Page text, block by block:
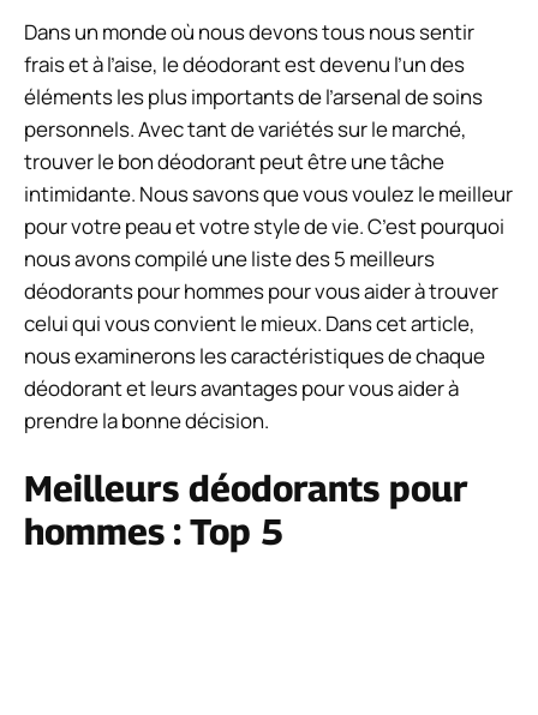
Dans un monde où nous devons tous nous sentir
frais et à l’aise, le déodorant est devenu l’un des
éléments les plus importants de l’arsenal de soins
personnels. Avec tant de variétés sur le marché,
trouver le bon déodorant peut être une tâche
intimidante. Nous savons que vous voulez le meilleur
pour votre peau et votre style de vie. C’est pourquoi
nous avons compilé une liste des 5 meilleurs
déodorants pour hommes pour vous aider à trouver
celui qui vous convient le mieux. Dans cet article,
nous examinerons les caractéristiques de chaque
déodorant et leurs avantages pour vous aider à
prendre la bonne décision.
Meilleurs déodorants pour
hommes : Top 5